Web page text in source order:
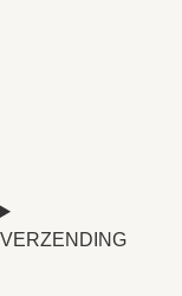
VERZENDING